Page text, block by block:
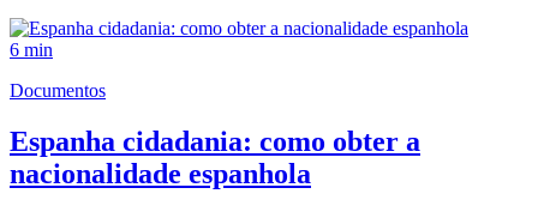
6 min
Documentos
Espanha cidadania: como obter a
nacionalidade espanhola